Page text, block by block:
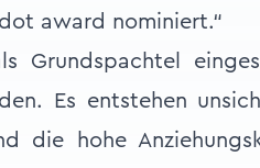
award nominiert.“
Grundspachtel
Es entstehen
die hohe